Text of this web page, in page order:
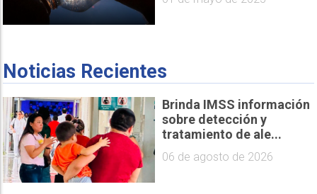
Noticias Recientes
Brinda IMSS información
sobre detección y
tratamiento de ale...
06 de agosto de 2026